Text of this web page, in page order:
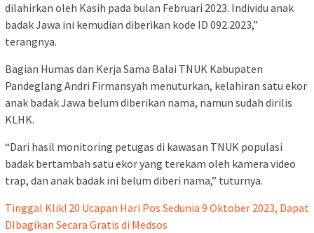
dilahirkan oleh Kasih pada bulan Februari 2023. Individu anak
badak Jawa ini kemudian diberikan kode ID 092.2023,”
terangnya.
Bagian Humas dan Kerja Sama Balai TNUK Kabupaten
Pandeglang Andri Firmansyah menuturkan, kelahiran satu ekor
anak badak Jawa belum diberikan nama, namun sudah dirilis
KLHK.
“Dari hasil monitoring petugas di kawasan TNUK populasi
badak bertambah satu ekor yang terekam oleh kamera video
trap, dan anak badak ini belum diberi nama,” tuturnya.
Tinggal Klik! 20 Ucapan Hari Pos Sedunia 9 Oktober 2023, Dapat
DIbagikan Secara Gratis di Medsos